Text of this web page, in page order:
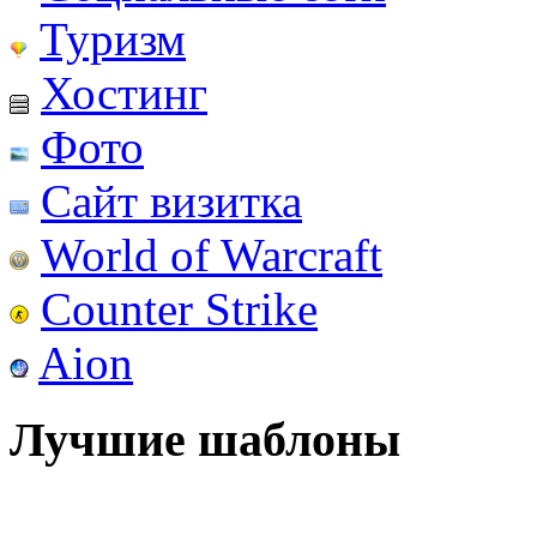
Туризм
Хостинг
Фото
Сайт визитка
World of Warcraft
Counter Strike
Aion
Лучшие шаблоны